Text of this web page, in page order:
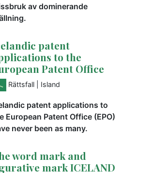
av dominerande
patent
to the
Patent Office
Rättsfall | Island
patent applications to
European Patent Office (EPO)
never been as many.
word mark and
mark ICELAND